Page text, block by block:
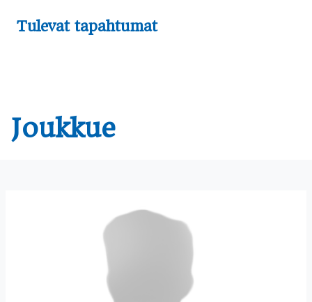
Tulevat tapahtumat
Joukkue